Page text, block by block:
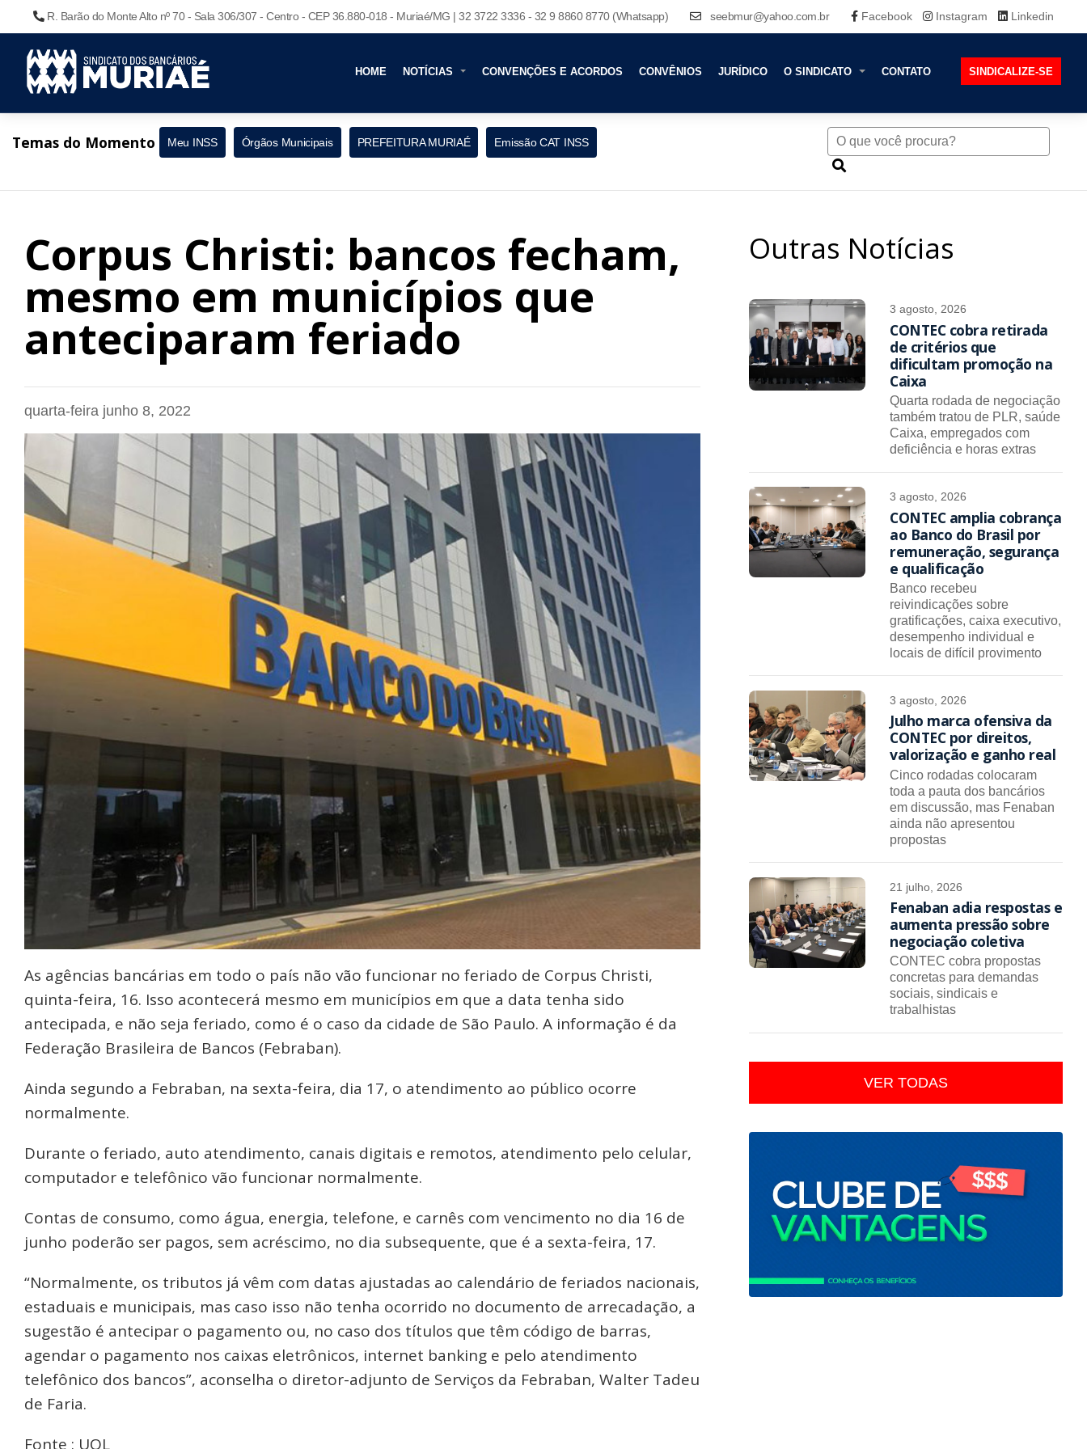
R. Barão do Monte Alto nº 70 - Sala 306/307 - Centro - CEP 36.880-018 - Muriaé/MG | 32 3722 3336 - 32 9 8860 8770 (Whatsapp) seebmur@yahoo.com.br Facebook Instagram Linkedin
HOME NOTÍCIAS CONVENÇÕES E ACORDOS CONVÊNIOS JURÍDICO O SINDICATO CONTATO SINDICALIZE-SE
Temas do Momento Meu INSS Órgãos Municipais PREFEITURA MURIAÉ Emissão CAT INSS
Corpus Christi: bancos fecham,
mesmo em municípios que
anteciparam feriado
quarta-feira junho 8, 2022
As agências bancárias em todo o país não vão funcionar no feriado de Corpus Christi,
quinta-feira, 16. Isso acontecerá mesmo em municípios em que a data tenha sido
antecipada, e não seja feriado, como é o caso da cidade de São Paulo. A informação é da
Federação Brasileira de Bancos (Febraban).
Ainda segundo a Febraban, na sexta-feira, dia 17, o atendimento ao público ocorre
normalmente.
Durante o feriado, auto atendimento, canais digitais e remotos, atendimento pelo celular,
computador e telefônico vão funcionar normalmente.
Contas de consumo, como água, energia, telefone, e carnês com vencimento no dia 16 de
junho poderão ser pagos, sem acréscimo, no dia subsequente, que é a sexta-feira, 17.
“Normalmente, os tributos já vêm com datas ajustadas ao calendário de feriados nacionais,
estaduais e municipais, mas caso isso não tenha ocorrido no documento de arrecadação, a
sugestão é antecipar o pagamento ou, no caso dos títulos que têm código de barras,
agendar o pagamento nos caixas eletrônicos, internet banking e pelo atendimento
telefônico dos bancos”, aconselha o diretor-adjunto de Serviços da Febraban, Walter Tadeu
de Faria.
Fonte : UOL
Outras Notícias
3 agosto, 2026
CONTEC cobra retirada
de critérios que
dificultam promoção na
Caixa
Quarta rodada de negociação
também tratou de PLR, saúde
Caixa, empregados com
deficiência e horas extras
3 agosto, 2026
CONTEC amplia cobrança
ao Banco do Brasil por
remuneração, segurança
e qualificação
Banco recebeu
reivindicações sobre
gratificações, caixa executivo,
desempenho individual e
locais de difícil provimento
3 agosto, 2026
Julho marca ofensiva da
CONTEC por direitos,
valorização e ganho real
Cinco rodadas colocaram
toda a pauta dos bancários
em discussão, mas Fenaban
ainda não apresentou
propostas
21 julho, 2026
Fenaban adia respostas e
aumenta pressão sobre
negociação coletiva
CONTEC cobra propostas
concretas para demandas
sociais, sindicais e
trabalhistas
VER TODAS